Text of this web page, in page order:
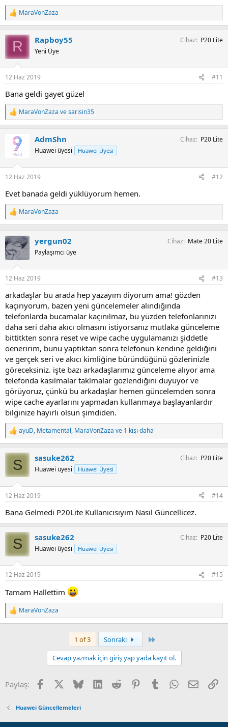
T
e
k
l
:
MaraVonZaza
R Rapboy55
Yeni Üye
Cihaz P20 Lite
12 Haz 2019 #11
Bana geldi gayet güzel
T
e
:
MaraVonZaza vesarisin35
AdmShn
Huawei üyesi Huawei Üyesi
Cihaz P20 Lite
12 Haz 2019 #12
Evet banada geldi yüklüyorum hemen.
T
e
k
l
r
:
MaraVonZaza
yergun02
Paylaşımcı üye
Cihaz Mate 20 Lite
12 Haz 2019 #13
arkadaşlar bu arada hep yazayım diyorum ama! gözden
kaçırıyorum, bazen yeni güncelemeler alındığında
telefonlarda bucamalar kaçınılmaz, bu yüzden telefonlarınızı
daha seri daha akıcı olmasını istiyorsanız mutlaka günceleme
bittitkten sonra reset ve wipe cache uygulamanızı şiddetle
öeneririm, bunu yaptıktan sonra telefonun kendine geldiğini
ve gerçek seri ve akıcı kimliğine büründüğünü gözlerinizle
göreceksiniz. işte bazı arkadaşlarımız günceleme alıyor ama
telefonda kasılmalar taklmalar gözlendiğini duyuyor ve
görüyoruz, çünkü bu arkadaşlar hemen güncelemden sonra
wipe cache ayarlarını yapmadan kullanmaya başlayanlardır
bilginize hayırlı olsun şimdiden.
T
e
l
:
ayuD, Metamental, MaraVonZaza ve 1 kişi daha
S sasuke262
Huawei üyesi Huawei Üyesi
Cihaz P20 Lite
12 Haz 2019 #14
Bana Gelmedi P20Lite Kullanıcısıyım Nasıl Güncellicez.
S sasuke262
Huawei üyesi Huawei Üyesi
Cihaz P20 Lite
12 Haz 2019 #15
Tamam Hallettim
T
e
MaraVonZaza
1 of 3 Sonraki
Cevap yazmak için giriş yap yada kayıt ol.
Paylaş: Facebook BlueskyLinkedInReddit PinterestTumblr WhatsApp
E-posta
Huawei Güncellemeleri